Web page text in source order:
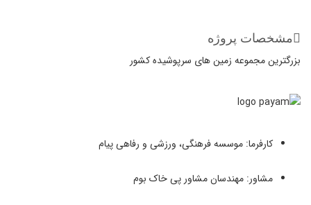
مشخصات پروژه
بزرگترین مجموعه زمین های سرپوشیده کشور
کارفرما: موسسه فرهنگی، ورزشی و رفاهی پیام
مشاور: مهندسان مشاور پی خاک بوم